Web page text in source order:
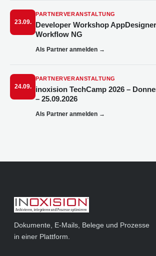
23.09.
PARTNERVERANSTALTUNG
Developer Workshop
Workflow NG
Als Partner anmelden →
24.09.
PARTNERVERANSTALTUNG
inoxision TechCamp 2026 –
– 25.09.2026
Als Partner anmelden →
Dokumente, E-Mails, Belege und Prozesse
in einer Plattform.